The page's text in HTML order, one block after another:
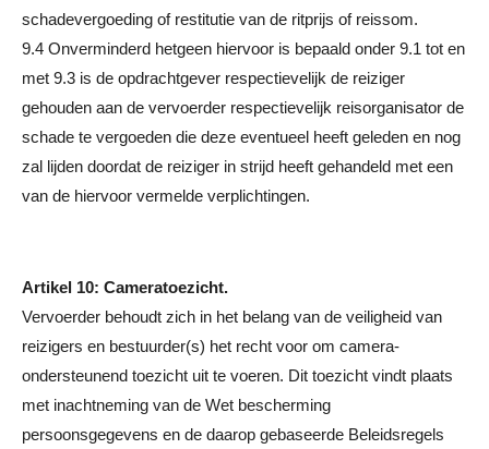
schadevergoeding of restitutie van de ritprijs of reissom.
9.4 Onverminderd hetgeen hiervoor is bepaald onder 9.1 tot en
met 9.3 is de opdrachtgever respectievelijk de reiziger
gehouden aan de vervoerder respectievelijk reisorganisator de
schade te vergoeden die deze eventueel heeft geleden en nog
zal lijden doordat de reiziger in strijd heeft gehandeld met een
van de hiervoor vermelde verplichtingen.
Artikel 10: Cameratoezicht.
Vervoerder behoudt zich in het belang van de veiligheid van
reizigers en bestuurder(s) het recht voor om camera-
ondersteunend toezicht uit te voeren. Dit toezicht vindt plaats
met inachtneming van de Wet bescherming
persoonsgegevens en de daarop gebaseerde Beleidsregels